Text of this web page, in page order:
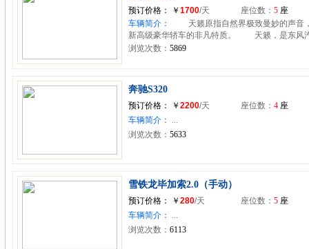
预订价格： ￥ 1700/天 座位数： 5 座
车辆简介：
天籁原指自然界极致曼妙的声音
新高级豪华轿车的非凡特质。 天籁，是东风
浏览次数： 5869
奔驰S320
预订价格： ￥ 2200/天 座位数： 4 座
车辆简介： ...
浏览次数： 5633
雪铁龙毕加索2.0（手动）
预订价格： ￥ 280/天 座位数： 5 座
车辆简介： ...
浏览次数： 6113